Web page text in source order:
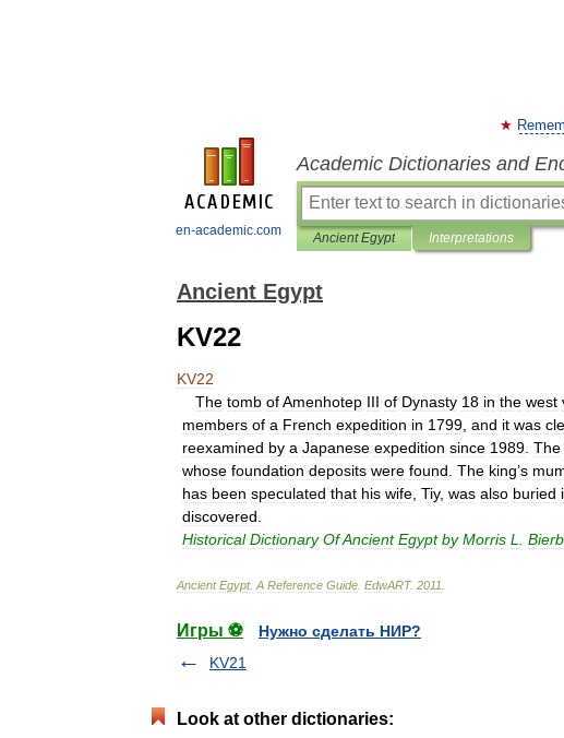
en-academic.com
Academic Dictionaries and
Ancient Egypt Interpretations
Ancient Egypt
KV22
KV22
The tomb ofAmenhotep III of Dynasty 18 in the west
members of a French expedition in 1799 and it was
reexamined by a Japanese expedition since 1989 The
whose foundation deposits were found The king’s
has been speculated that his wife Tiy, was also buried
discovered
Historical Dictionary OfAncient Egypt by Morris L
Ancient Egypt. A Reference Guide EdwART. 2011
Игры ⚽
Нужно сделать НИР?
KV21
Look at other dictionaries: